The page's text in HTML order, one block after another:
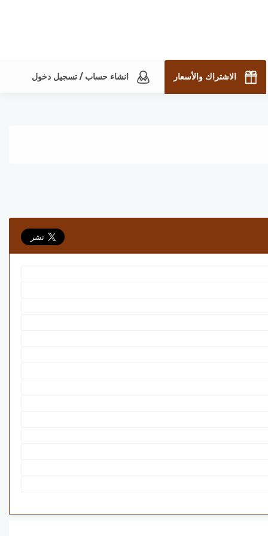
الاشتراك والأسعار انشاء حساب / تسجيل دخول